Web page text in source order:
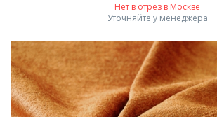
Нет в отрез в Москве
Уточняйте у менеджера